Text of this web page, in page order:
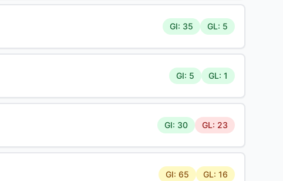
GI: 35 GL: 5
GI: 5 GL: 1
GI: 30 GL: 23
GI: 65 GL: 16